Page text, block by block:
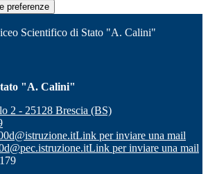
preferenze
Scientifico di Stato "A. Calini"
"A. Calini"
2 - 25128 Brescia (BS)
Link per inviare una mail
Link per inviare una mail